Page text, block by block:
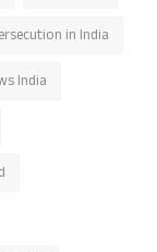
in India
India